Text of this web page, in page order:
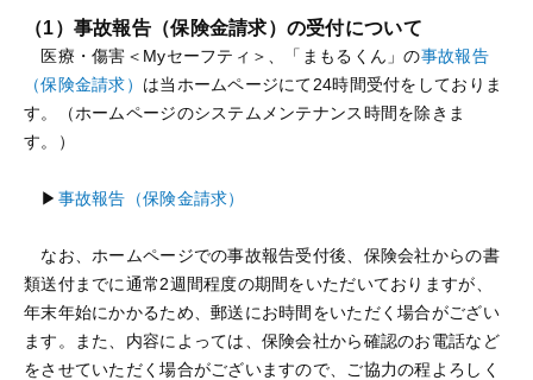
（1）事故報告（保険金請求）の受付について
医療・傷害＜Myセーフティ＞、「まもるくん」の事故報告
（保険金請求） は当ホームページにて24時間受付をしておりま
す。（ホームページのシステムメンテナンス時間を除きま
す。）
▶ 事故報告（保険金請求）
なお、ホームページでの事故報告受付後、保険会社からの書
類送付までに通常2週間程度の期間をいただいておりますが、
年末年始にかかるため、郵送にお時間をいただく場合がござい
ます。また、内容によっては、保険会社から確認のお電話など
をさせていただく場合がございますので、ご協力の程よろしく